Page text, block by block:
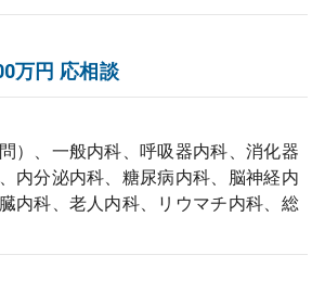
337-613
万円 応相談
）、一般内科、呼吸器内科、消化器
内分泌内科、糖尿病内科、脳神経内
内科、老人内科、リウマチ内科、総